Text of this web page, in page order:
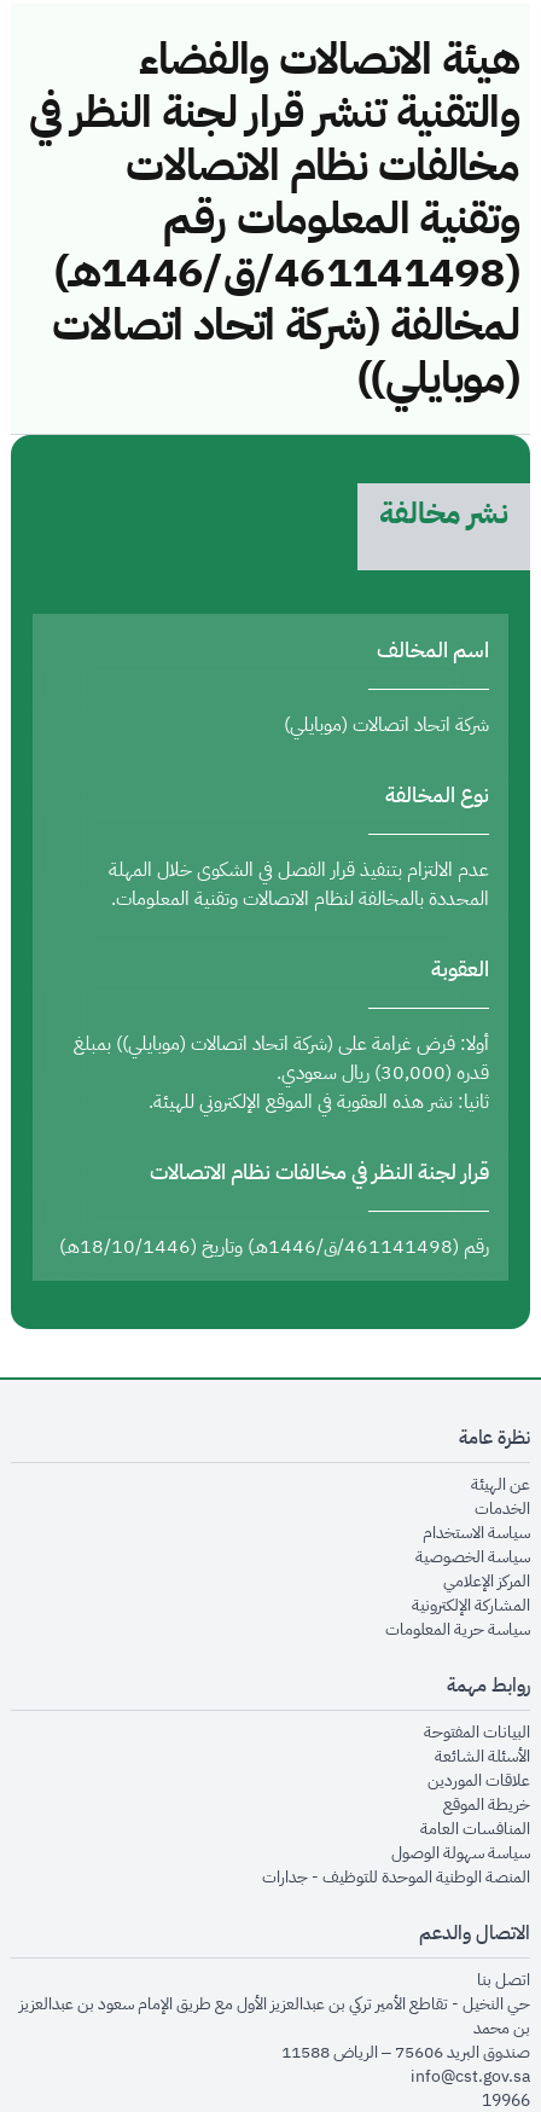
هيئة الاتصالات والفضاء
والتقنية تنشر قرار لجنة النظر في
مخالفات نظام الاتصالات
وتقنية المعلومات رقم
(461141498/ق/1446هـ)
لمخالفة (شركة اتحاد اتصالات
(موبايلي))
نشر مخالفة
اسم المخالف
شركة اتحاد اتصالات (موبايلي)
نوع المخالفة
عدم الالتزام بتنفيذ قرار الفصل في الشكوى خلال المهلة
المحددة بالمخالفة لنظام الاتصالات وتقنية المعلومات.
العقوبة
أولا: فرض غرامة على (شركة اتحاد اتصالات (موبايلي)) بمبلغ
قدره (30,000) ريال سعودي.
ثانيا: نشر هذه العقوبة في الموقع الإلكتروني للهيئة.
قرار لجنة النظر في مخالفات نظام الاتصالات
رقم (461141498/ق/1446هـ) وتاريخ (18/10/1446هـ)
نظرة عامة
عن الهيئةopens in new window
الخدماتopens in new window
سياسة الاستخدام
سياسة الخصوصيةopens in new window
المركز الإعلاميopens in new window
المشاركة الإلكترونيةopens in new window
سياسة حرية المعلوماتopens in new window
روابط مهمة
البيانات المفتوحةopens in new window
الأسئلة الشائعةopens in new window
علاقات الموردينopens in new window
خريطة الموقعopens in new window
المنافسات العامةopens in new window
سياسة سهولة الوصولopens in new window
المنصة الوطنية الموحدة للتوظيف - جداراتopens in new window
الاتصال والدعم
اتصل بنا
حي النخيل - تقاطع الأمير تركي بن عبدالعزيز الأول مع طريق الإمام سعود بن عبدالعزيز
بن محمد
صندوق البريد 75606 – الرياض 11588
info@cst.gov.sa
19966